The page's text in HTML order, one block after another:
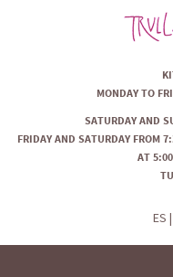
MONDAY TO
SATURDAY AND
FRIDAY AND SATURDAY FROM
AT
ES |